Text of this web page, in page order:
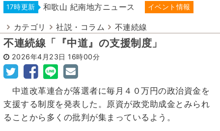
17時更新 和歌山 紀南地方ニュース イベント情報
カテゴリ 社説・コラム 不連続線
不連続線「『中道』の支援制度」
2026年4月23日 16時00分
中道改革連合が落選者に毎月４０万円の政治資金を
支援する制度を発表した。原資が政党助成金とみられ
ることから多くの批判が集まっているよう。